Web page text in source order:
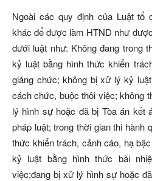
Ngoài các quy định của Luật tổ
khác để được làm HTND như
dưới luật như: Không đang trong
kỷ luật bằng hình thức khiển
giáng chức; không bị xử lý kỷ
cách chức, buộc thôi việc; không
lý hình sự hoặc đã bị Tòa án kết
pháp luật; trong thời gian thi hành
thức khiển trách, cảnh cáo, hạ
kỷ luật bằng hình thức bãi
việc;đang bị xử lý hình sự hoặc